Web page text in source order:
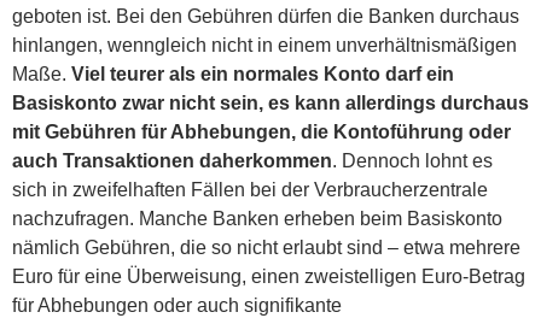
geboten ist. Bei den Gebühren dürfen die Banken durchaus
hinlangen, wenngleich nicht in einem unverhältnismäßigen
Maße. Viel teurer als ein normales Konto darf ein
Basiskonto zwar nicht sein, es kann allerdings durchaus
mit Gebühren für Abhebungen, die Kontoführung oder
auch Transaktionen daherkommen. Dennoch lohnt es
sich in zweifelhaften Fällen bei der Verbraucherzentrale
nachzufragen. Manche Banken erheben beim Basiskonto
nämlich Gebühren, die so nicht erlaubt sind – etwa mehrere
Euro für eine Überweisung, einen zweistelligen Euro-Betrag
für Abhebungen oder auch signifikante